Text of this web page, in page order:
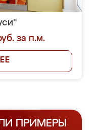
за п.м.
ПРИМЕРЫ